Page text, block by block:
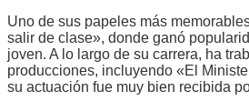
Uno de sus papeles más
salir de clase», donde ganó
joven. A lo largo de su carrera, ha
producciones, incluyendo «El
su actuación fue muy bien recibida